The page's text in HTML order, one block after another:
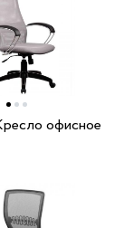
офисное